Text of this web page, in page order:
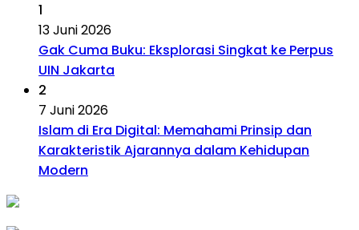
1
13 Juni 2026
Gak Cuma Buku: Eksplorasi Singkat ke Perpus
UIN Jakarta
2
7 Juni 2026
Islam di Era Digital: Memahami Prinsip dan
Karakteristik Ajarannya dalam Kehidupan
Modern